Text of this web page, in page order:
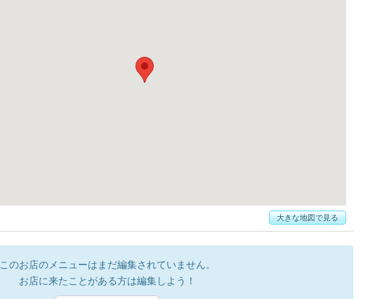
大きな地図で見る
このお店のメニューはまだ編集されていません。
お店に来たことがある方は編集しよう！